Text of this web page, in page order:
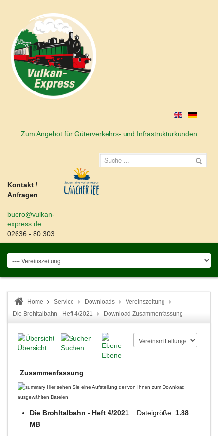
Zum Angebot für Güterverkehrs- und Infrastrukturkunden
Kontakt /
Anfragen
buero@vulkan-
express.de
02636 - 80 303
Home Service Downloads
Vereinszeitung
Die Brohltalbahn - Heft 4/2021
Download Zusammenfassung
Übersicht
Suchen
Ebene
Zusammenfassung
Hier sehen Sie eine Aufstellung der von Ihnen zum Download
ausgewählten Dateien
Die Brohltalbahn - Heft 4/2021 Dateigröße: 1.88
MB